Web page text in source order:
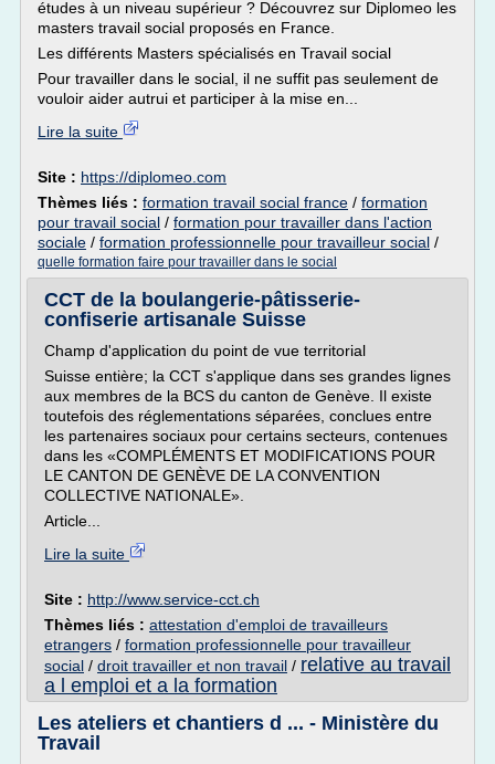
études à un niveau supérieur ? Découvrez sur Diplomeo les
masters travail social proposés en France.
Les différents Masters spécialisés en Travail social
Pour travailler dans le social, il ne suffit pas seulement de
vouloir aider autrui et participer à la mise en...
Lire la suite
Site : https://diplomeo.com
Thèmes liés : formation travail social france / formation
pour travail social / formation pour travailler dans l'action
sociale / formation professionnelle pour travailleur social /
quelle formation faire pour travailler dans le social
CCT de la boulangerie-pâtisserie-
confiserie artisanale Suisse
Champ d'application du point de vue territorial
Suisse entière; la CCT s'applique dans ses grandes lignes
aux membres de la BCS du canton de Genève. Il existe
toutefois des réglementations séparées, conclues entre
les partenaires sociaux pour certains secteurs, contenues
dans les «COMPLÉMENTS ET MODIFICATIONS POUR
LE CANTON DE GENÈVE DE LA CONVENTION
COLLECTIVE NATIONALE».
Article...
Lire la suite
Site : http://www.service-cct.ch
Thèmes liés : attestation d'emploi de travailleurs
etrangers / formation professionnelle pour travailleur
social / droit travailler et non travail / relative au travail
a l emploi et a la formation
Les ateliers et chantiers d ... - Ministère du
Travail